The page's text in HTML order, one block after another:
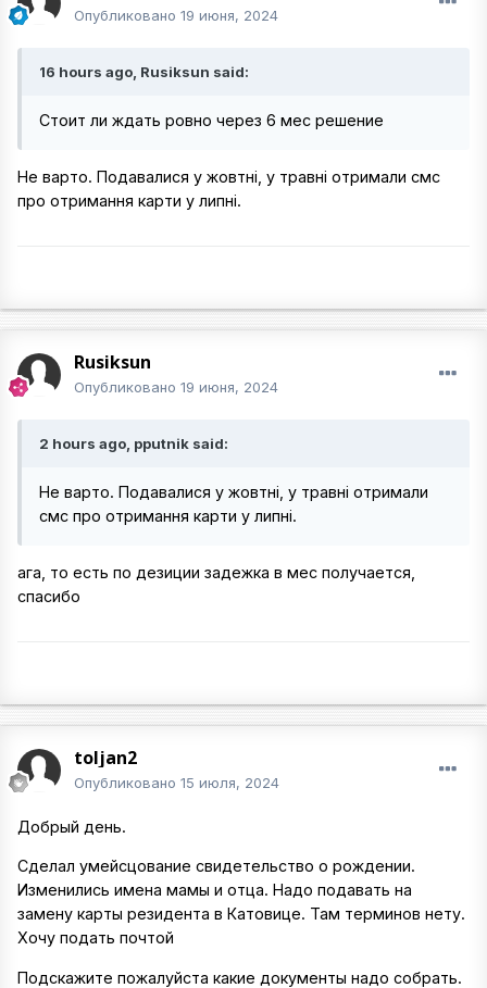
Опубликовано 19 июня, 2024
16 hours ago, Rusiksun said:
Стоит ли ждать ровно через 6 мес решение
Не варто. Подавалися у жовтні, у травні отримали смс
про отримання карти у липні.
Rusiksun
Опубликовано 19 июня, 2024
2 hours ago, pputnik said:
Не варто. Подавалися у жовтні, у травні отримали
смс про отримання карти у липні.
ага, то есть по дезиции задежка в мес получается,
спасибо
toljan2
Опубликовано 15 июля, 2024
Добрый день.
Сделал умейсцование свидетельство о рождении.
Изменились имена мамы и отца. Надо подавать на
замену карты резидента в Катовице. Там терминов нету.
Хочу подать почтой
Подскажите пожалуйста какие документы надо собрать.